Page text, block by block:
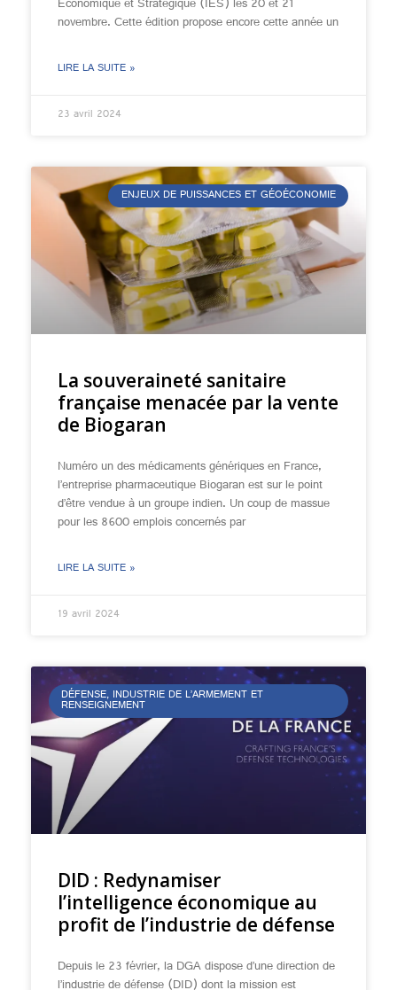
novembre. Cette édition propose encore cette année un
LIRE LA SUITE »
23 avril 2024
ENJEUX DE PUISSANCES ET GÉOÉCONOMIE
La souveraineté sanitaire
française menacée par la vente
de Biogaran
Numéro un des médicaments génériques en France,
l’entreprise pharmaceutique Biogaran est sur le point
d’être vendue à un groupe indien. Un coup de massue
pour les 8600 emplois concernés par
LIRE LA SUITE »
19 avril 2024
DÉFENSE, INDUSTRIE DE L’ARMEMENT ET
RENSEIGNEMENT
DID : Redynamiser
l’intelligence économique au
profit de l’industrie de défense
Depuis le 23 février, la DGA dispose d’une direction de